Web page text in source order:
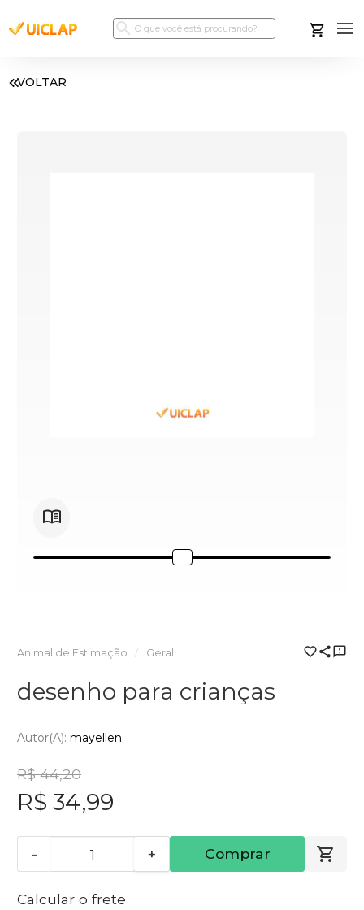
VOLTAR
Animal de Estimação Geral
desenho para crianças
Autor(a): mayellen
R$ 44,20
R$ 34,99
- + Comprar
Calcular o frete